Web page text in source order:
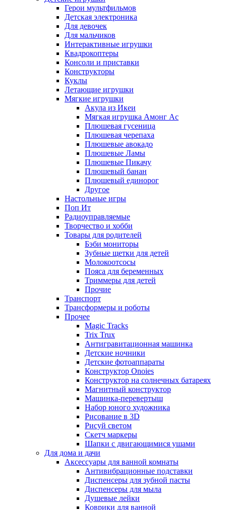
Герои мультфильмов
Детская электроника
Для девочек
Для мальчиков
Интерактивные игрушки
Квадрокоптеры
Консоли и приставки
Конструкторы
Куклы
Летающие игрушки
Мягкие игрушки
Акула из Икеи
Мягкая игрушка Амонг Ас
Плюшевая гусеница
Плюшевая черепаха
Плюшевые авокадо
Плюшевые Ламы
Плюшевые Пикачу
Плюшевый банан
Плюшевый единорог
Другое
Настольные игры
Поп Ит
Радиоуправляемые
Творчество и хобби
Товары для родителей
Бэби мониторы
Зубные щетки для детей
Молокоотсосы
Пояса для беременных
Триммеры для детей
Прочие
Транспорт
Трансформеры и роботы
Прочее
Magic Tracks
Trix Trux
Антигравитационная машинка
Детские ночники
Детские фотоаппараты
Конструктор Onoies
Конструктор на солнечных батареях
Магнитный конструктор
Машинка-перевертыш
Набор юного художника
Рисование в 3D
Рисуй светом
Скетч маркеры
Шапки с двигающимися ушами
Для дома и дачи
Аксессуары для ванной комнаты
Антивибрационные подставки
Диспенсеры для зубной пасты
Диспенсеры для мыла
Душевые лейки
Коврики для ванной